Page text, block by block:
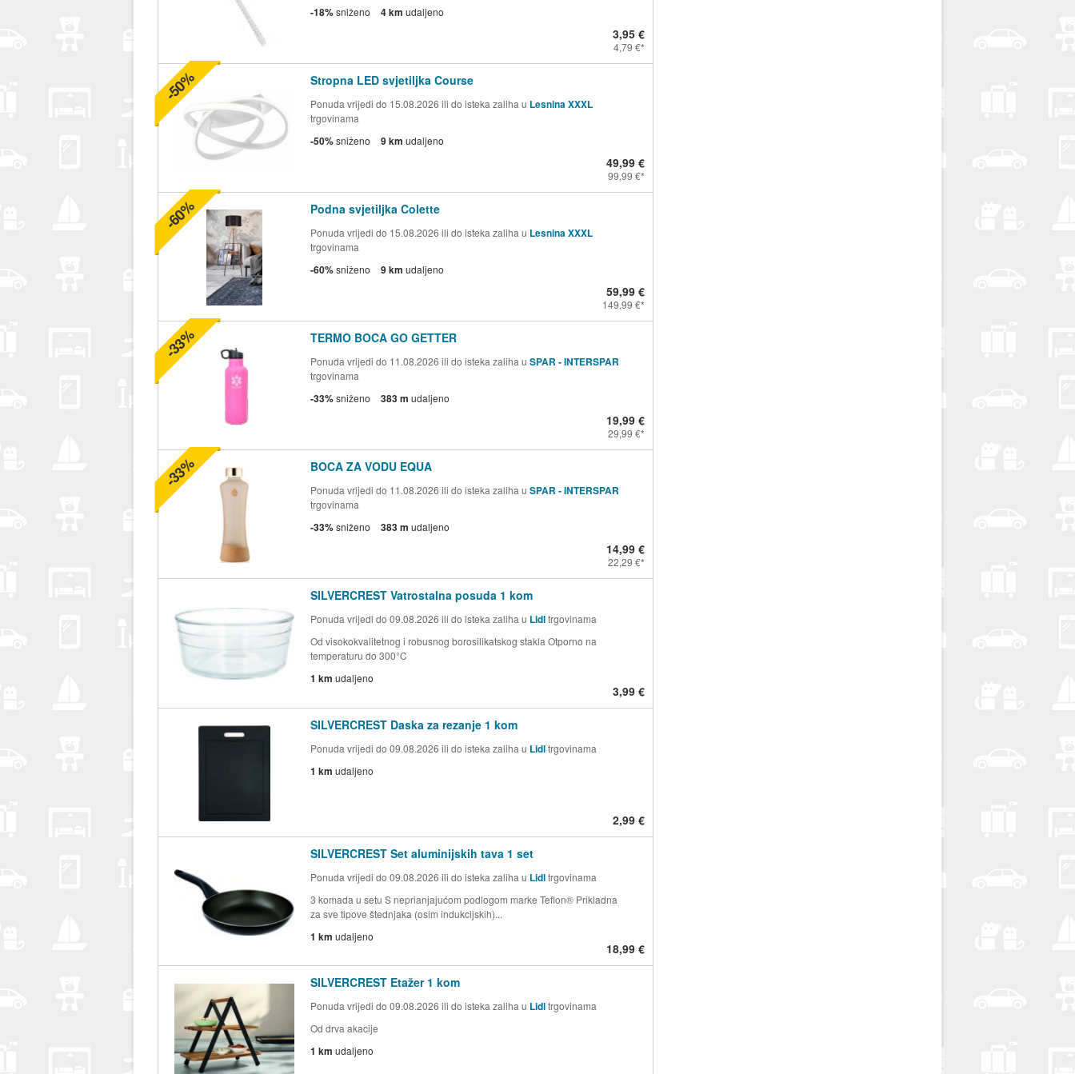
-18%sniženo 4 km udaljeno
3,95 €
4,79 €
Stropna LED svjetiljka Course
Ponuda vrijedi do 15.08.2026 ili do isteka zaliha u Lesnina XXXL
trgovinama
-50%sniženo 9 km udaljeno
49,99 €
99,99 €
-50%
Podna svjetiljka Colette
Ponuda vrijedi do 15.08.2026 ili do isteka zaliha u Lesnina XXXL
trgovinama
-60%sniženo 9 km udaljeno
59,99 €
149,99 €
-60%
TERMO BOCA GO GETTER
Ponuda vrijedi do 11.08.2026 ili do isteka zaliha u SPAR - INTERSPAR
trgovinama
-33%sniženo 383 m udaljeno
19,99 €
29,99 €
-33%
BOCA ZA VODU EQUA
Ponuda vrijedi do 11.08.2026 ili do isteka zaliha u SPAR - INTERSPAR
trgovinama
-33%sniženo 383 m udaljeno
14,99 €
22,29 €
-33%
SILVERCREST Vatrostalna posuda 1 kom
Ponuda vrijedi do 09.08.2026 ili do isteka zaliha u Lidltrgovinama
Od visokokvalitetnog i robusnog borosilikatskog stakla Otporno na
temperaturu do 300°C
1 km udaljeno
3,99 €
SILVERCREST Daska za rezanje 1 kom
Ponuda vrijedi do 09.08.2026 ili do isteka zaliha u Lidltrgovinama
1 km udaljeno
2,99 €
SILVERCREST Set aluminijskih tava 1 set
Ponuda vrijedi do 09.08.2026 ili do isteka zaliha u Lidltrgovinama
3 komada u setu S neprianjajućom podlogom marke Teflon® Prikladna
za sve tipove štednjaka (osim indukcijskih)...
1 km udaljeno
18,99 €
SILVERCREST Etažer 1 kom
Ponuda vrijedi do 09.08.2026 ili do isteka zaliha u Lidltrgovinama
Od drva akacije
1 km udaljeno